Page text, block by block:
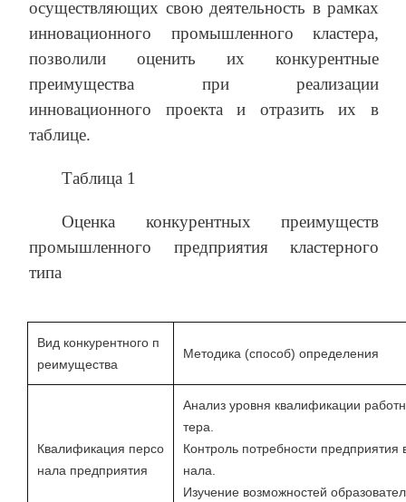
осуществляющих свою деятельность в рамках
инновационного промышленного кластера,
позволили оценить их конкурентные
преимущества при реализации
инновационного проекта и отразить их в
таблице.
Таблица 1
Оценка конкурентных преимуществ
промышленного предприятия кластерного
типа
Вид конкурентного п
реимущества
Методика (способ) определения
Квалификация персо
нала предприятия
Анализ уровня квалификации
тера.
Контроль потребности
нала.
Изучение возможностей